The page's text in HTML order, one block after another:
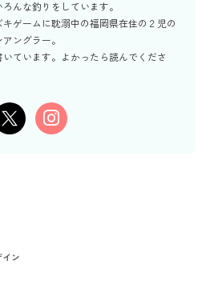
んな釣りをしています。
ゲームに耽溺中の福岡県在住の２児の
ングラー。
ています。よかったら読んでくださ
ン